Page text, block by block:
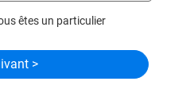
êtes un particulier